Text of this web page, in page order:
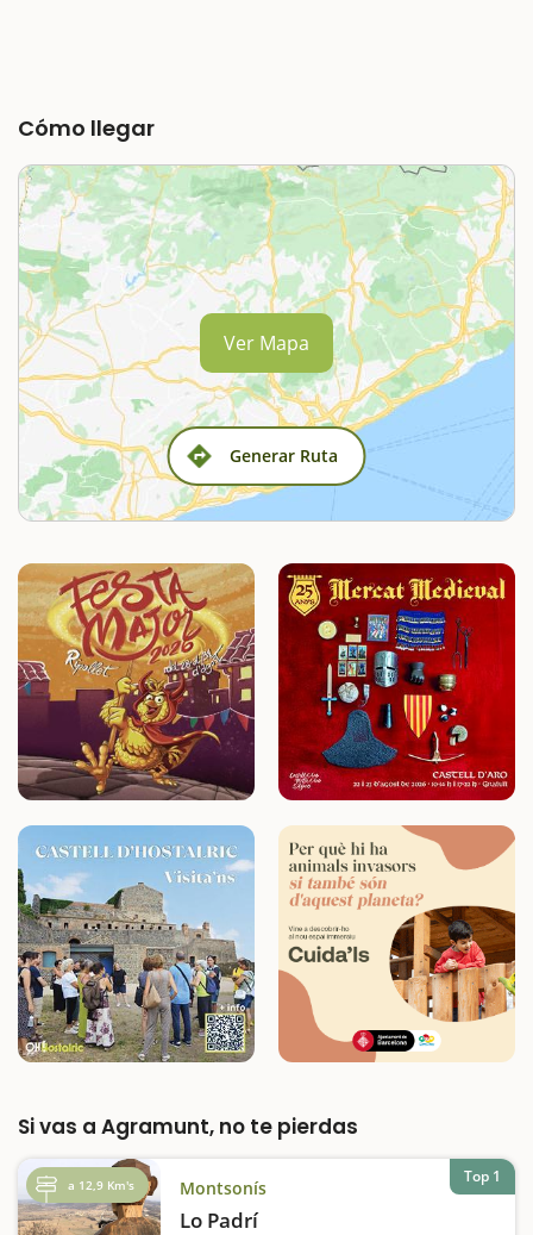
Cómo llegar
Generar Ruta
Ver Mapa
Si vas a Agramunt, no te pierdas
a 12,9 Km's Montsonís
Lo Padrí
Top 1